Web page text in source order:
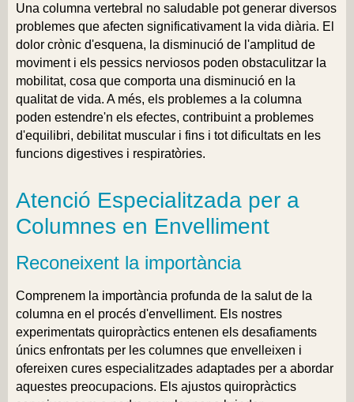
Una columna vertebral no saludable pot generar diversos
problemes que afecten significativament la vida diària. El
dolor crònic d'esquena, la disminució de l'amplitud de
moviment i els pessics nerviosos poden obstaculitzar la
mobilitat, cosa que comporta una disminució en la
qualitat de vida. A més, els problemes a la columna
poden estendre'n els efectes, contribuint a problemes
d'equilibri, debilitat muscular i fins i tot dificultats en les
funcions digestives i respiratòries.
Atenció Especialitzada per a
Columnes en Envelliment
Reconeixent la importància
Comprenem la importància profunda de la salut de la
columna en el procés d'envelliment. Els nostres
experimentats quiropràctics entenen els desafiaments
únics enfrontats per les columnes que envelleixen i
ofereixen cures especialitzades adaptades per a abordar
aquestes preocupacions. Els ajustos quiropràctics